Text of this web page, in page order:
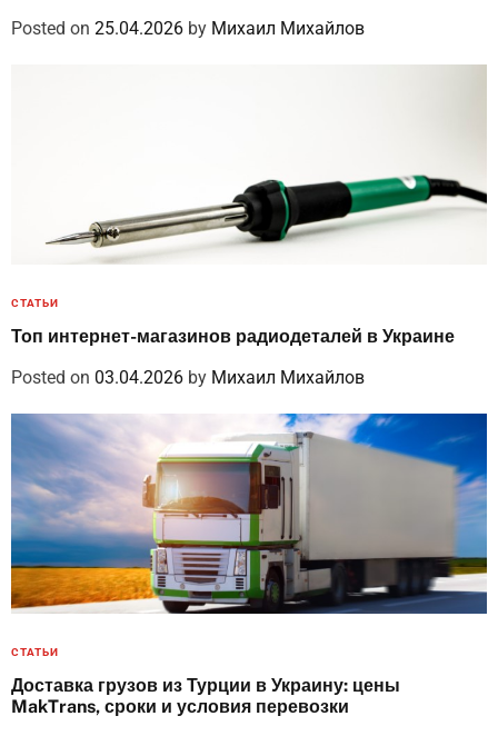
Posted on 25.04.2026 by Михаил Михайлов
СТАТЬИ
Топ интернет-магазинов радиодеталей в Украине
Posted on 03.04.2026 by Михаил Михайлов
СТАТЬИ
Доставка грузов из Турции в Украину: цены
MakTrans, сроки и условия перевозки